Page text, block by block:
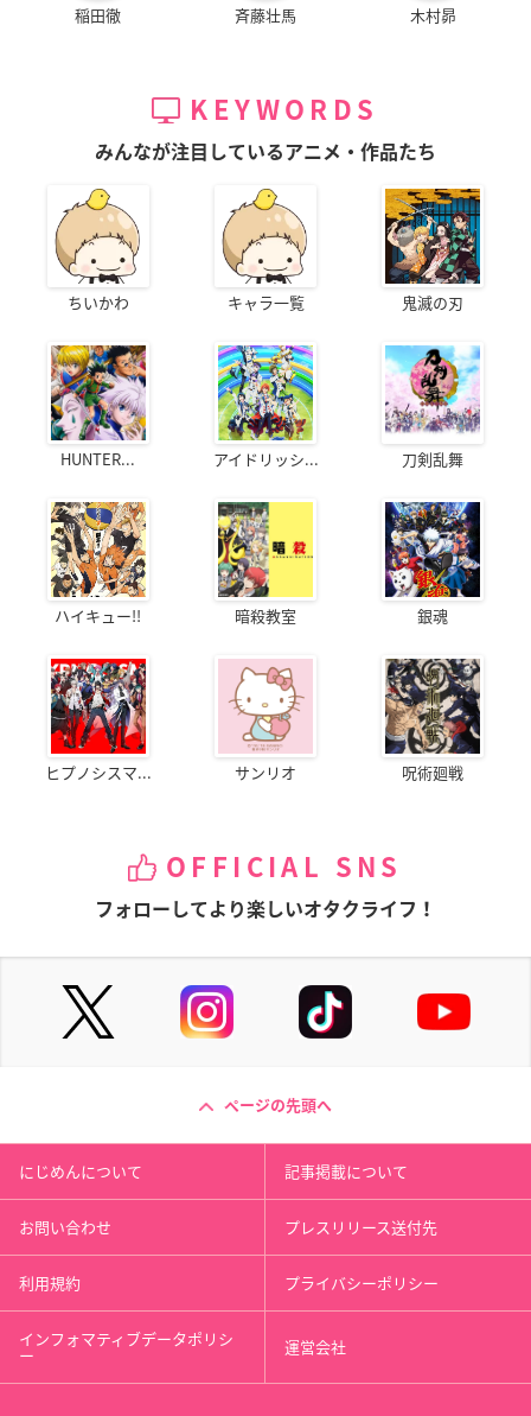
稲田徹 斉藤壮馬 木村昴
KEYWORDS
みんなが注目しているアニメ・作品たち
ちいかわ キャラ一覧 鬼滅の刃
HUNTER... アイドリッシ... 刀剣乱舞
ハイキュー!! 暗殺教室 銀魂
ヒプノシスマ... サンリオ 呪術廻戦
OFFICIAL SNS
フォローしてより楽しいオタクライフ！
ページの先頭へ
にじめんについて 記事掲載について
お問い合わせ プレスリリース送付先
利用規約 プライバシーポリシー
インフォマティブデータポリシ
ー 運営会社